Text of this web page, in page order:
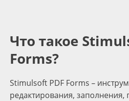
Что такое
Forms?
Stimulsoft PDF Forms –
редактирования, заполнения,